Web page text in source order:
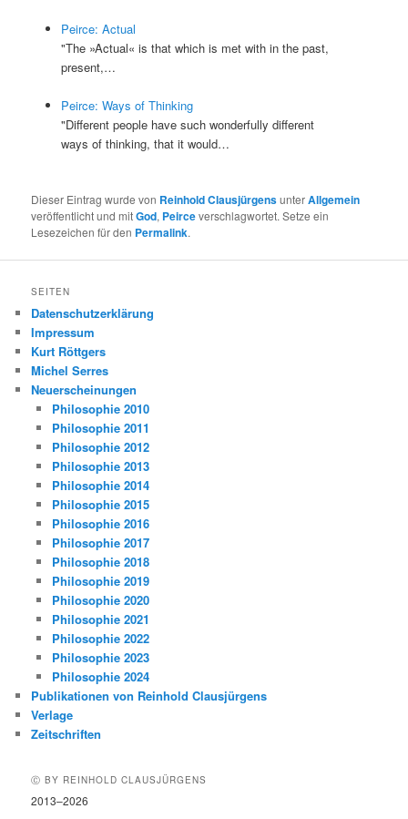
Peirce: Actual
"The »Actual« is that which is met with in the past,
present,…
Peirce: Ways of Thinking
"Different people have such wonderfully different
ways of thinking, that it would…
Dieser Eintrag wurde von Reinhold ClausjürgensunterAllgemein
veröffentlicht und mitGod, Peirceverschlagwortet. Setze ein
Lesezeichen für den Permalink.
SEITEN
Datenschutzerklärung
Impressum
Kurt Röttgers
Michel Serres
Neuerscheinungen
Philosophie 2010
Philosophie 2011
Philosophie 2012
Philosophie 2013
Philosophie 2014
Philosophie 2015
Philosophie 2016
Philosophie 2017
Philosophie 2018
Philosophie 2019
Philosophie 2020
Philosophie 2021
Philosophie 2022
Philosophie 2023
Philosophie 2024
Publikationen von Reinhold Clausjürgens
Verlage
Zeitschriften
Ⓒ BY REINHOLD CLAUSJÜRGENS
2013–2026